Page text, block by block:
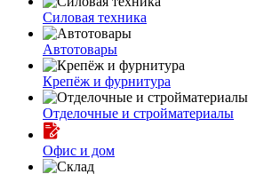
Силовая техника
Автотовары
Крепёж и фурнитура
Отделочные и стройматериалы
Офис и дом